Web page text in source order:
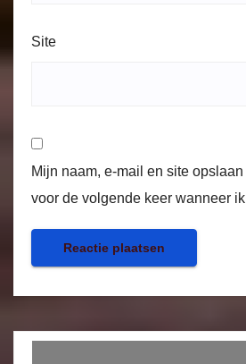
Site
Mijn naam, e-mail en site
voor de volgende keer wanneer